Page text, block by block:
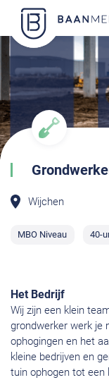
Wijchen
MBO Niveau 40-
Het Bedrijf
Wij zijn een klein
grondwerker werk je
ophogingen en het
kleine bedrijven en
tuin ophogen tot een